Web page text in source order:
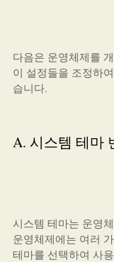
다음은 운영체제를
이 설정들을 조정하
습니다.
A. 시스템 테마
시스템 테마는 운영
운영체제에는 여러
테마를 선택하여 사